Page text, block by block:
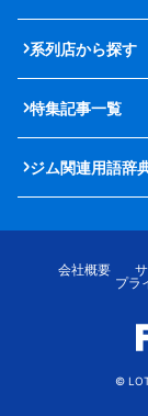
系列店から探す
特集記事一覧
ジム関連用語辞
会社概要
プラ
©